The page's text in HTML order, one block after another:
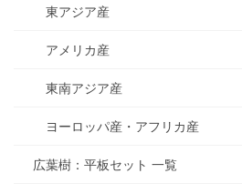
東アジア産
アメリカ産
東南アジア産
ヨーロッパ産・アフリカ産
広葉樹：平板セット 一覧